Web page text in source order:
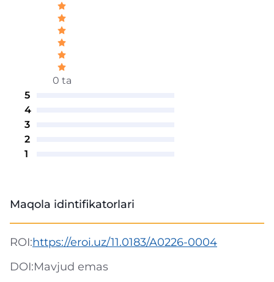
0 ta
5
4
3
2
1
Maqola idintifikatorlari
ROI:https://eroi.uz/11.0183/A0226-0004
DOI:Mavjud emas